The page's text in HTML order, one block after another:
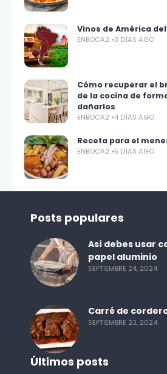
Vinos de América del
ENBOCA2 3 DÍAS AGO
Cómo recuperar el
de la cocina de
dañarlos
ENBOCA2 4 DÍAS AGO
Receta para el
ENBOCA2 5 DÍAS AGO
Posts populares
Así debes usar
papel aluminio
SEPTIEMBRE 24, 2024
Carré de
SEPTIEMBRE 23, 2024
Últimos posts